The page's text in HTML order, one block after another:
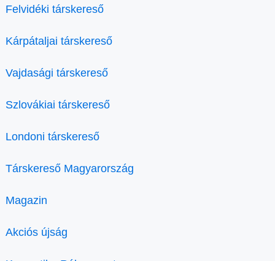
Felvidéki társkereső
Kárpátaljai társkereső
Vajdasági társkereső
Szlovákiai társkereső
Londoni társkereső
Társkereső Magyarország
Magazin
Akciós újság